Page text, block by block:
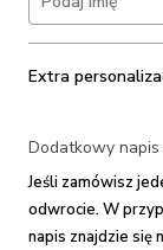
Extra
Dodatkowy napis
Jeśli zamówisz
odwrocie. W
napis znajdzie się